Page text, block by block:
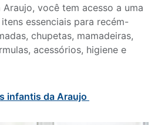
você tem acesso a uma
essenciais para recém-
chupetas, mamadeiras,
acessórios, higiene e
infantis da Araujo